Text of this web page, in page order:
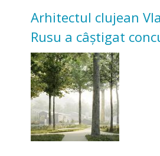
Arhitectul clujean
Rusu a câștigat
transformarea
Universitarilor